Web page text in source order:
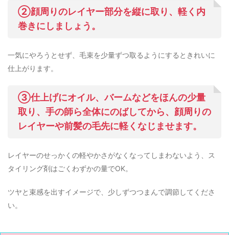
②顔周りのレイヤー部分を縦に取り、軽く内
巻きにしましょう。
一気にやろうとせず、毛束を少量ずつ取るようにするときれいに
仕上がります。
③仕上げにオイル、バームなどをほんの少量
取り、手の師ら全体にのばしてから、顔周りの
レイヤーや前髪の毛先に軽くなじませます。
レイヤーのせっかくの軽やかさがなくなってしまわないよう、ス
タイリング剤はごくわずかの量でOK。
ツヤと束感を出すイメージで、少しずつつまんで調節してくださ
い。